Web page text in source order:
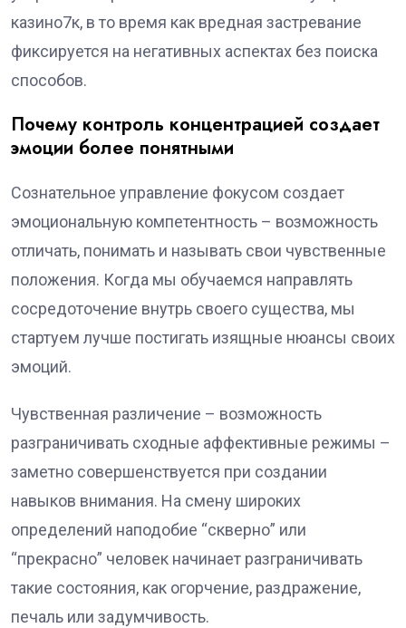
казино7к, в то время как вредная застревание
фиксируется на негативных аспектах без поиска
способов.
Почему контроль концентрацией создает
эмоции более понятными
Сознательное управление фокусом создает
эмоциональную компетентность – возможность
отличать, понимать и называть свои чувственные
положения. Когда мы обучаемся направлять
сосредоточение внутрь своего существа, мы
стартуем лучше постигать изящные нюансы своих
эмоций.
Чувственная различение – возможность
разграничивать сходные аффективные режимы –
заметно совершенствуется при создании
навыков внимания. На смену широких
определений наподобие “скверно” или
“прекрасно” человек начинает разграничивать
такие состояния, как огорчение, раздражение,
печаль или задумчивость.